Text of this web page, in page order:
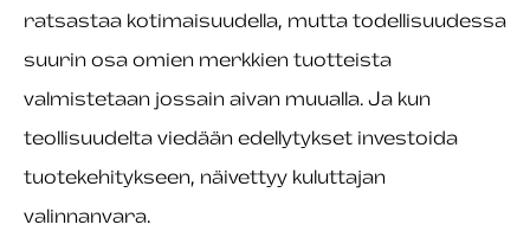
ratsastaa kotimaisuudella, mutta todellisuudessa
suurin osa omien merkkien tuotteista
valmistetaan jossain aivan muualla. Ja kun
teollisuudelta viedään edellytykset investoida
tuotekehitykseen, näivettyy kuluttajan
valinnanvara.